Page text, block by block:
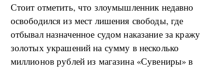
Стоит отметить, что злоумышленник недавно
освободился из мест лишения свободы, где
отбывал назначенное судом наказание за кражу
золотых украшений на сумму в несколько
миллионов рублей из магазина «Сувениры» в